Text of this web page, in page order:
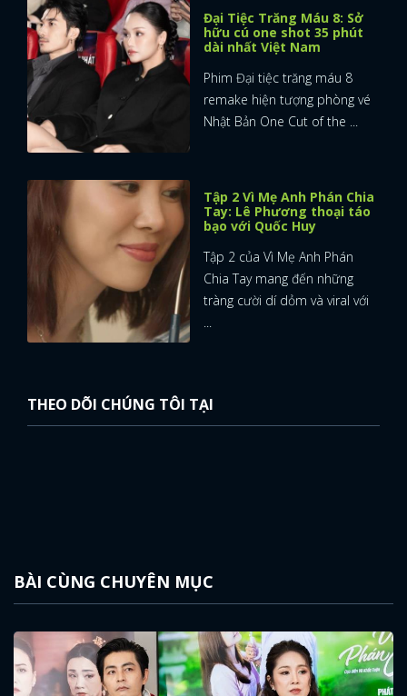
Đại Tiệc Trăng Máu 8: Sở
hữu cú one shot 35 phút
dài nhất Việt Nam
Phim Đại tiệc trăng máu 8
remake hiện tượng phòng vé
Nhật Bản One Cut of the ...
Tập 2 Vì Mẹ Anh Phán Chia
Tay: Lê Phương thoại táo
bạo với Quốc Huy
Tập 2 của Vì Mẹ Anh Phán
Chia Tay mang đến những
tràng cười dí dỏm và viral với
...
THEO DÕI CHÚNG TÔI TẠI
BÀI CÙNG CHUYÊN MỤC